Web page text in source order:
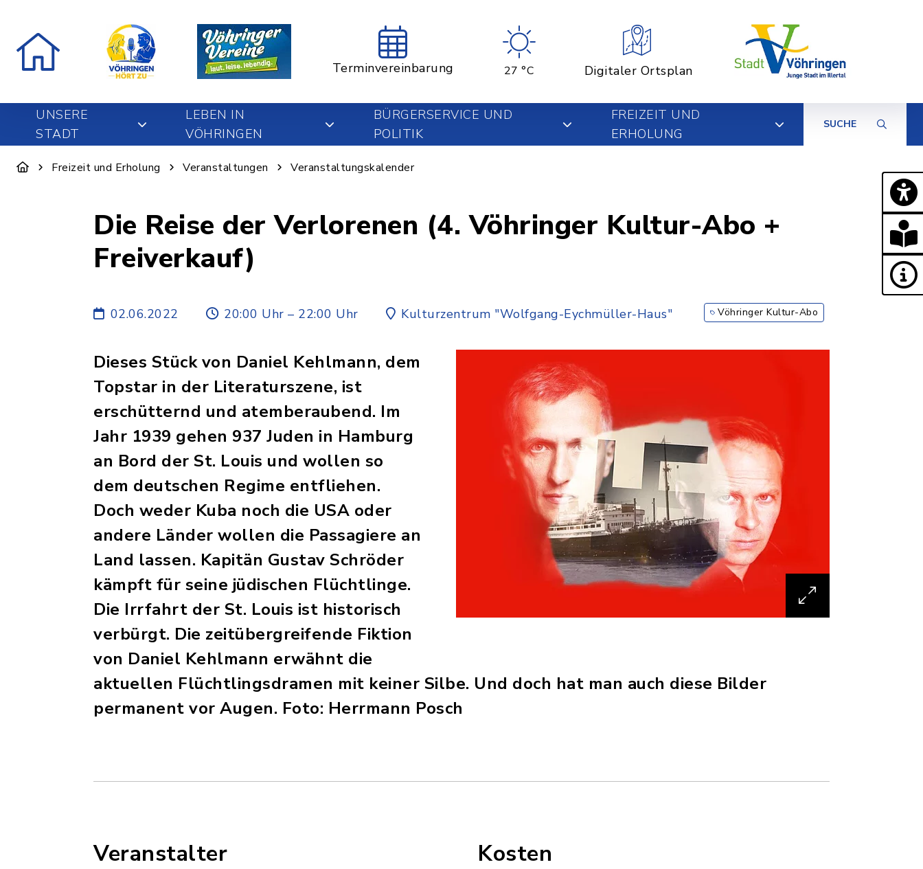
Terminvereinbarung 27 °C Digitaler Ortsplan
UNSERE
STADT
LEBEN IN
VÖHRINGEN
BÜRGERSERVICE UND
POLITIK
FREIZEIT UND
ERHOLUNG
SUCHE
Freizeit und Erholung Veranstaltungen Veranstaltungskalender
Die Reise der Verlorenen (4. Vöhringer Kultur-Abo +
Freiverkauf)
02.06.2022 20:00 Uhr – 22:00 Uhr Kulturzentrum "Wolfgang-Eychmüller-Haus" Vöhringer Kultur-Abo
Dieses Stück von Daniel Kehlmann, dem
Topstar in der Literaturszene, ist
erschütternd und atemberaubend. Im
Jahr 1939 gehen 937 Juden in Hamburg
an Bord der St. Louis und wollen so
dem deutschen Regime entfliehen.
Doch weder Kuba noch die USA oder
andere Länder wollen die Passagiere an
Land lassen. Kapitän Gustav Schröder
kämpft für seine jüdischen Flüchtlinge.
Die Irrfahrt der St. Louis ist historisch
verbürgt. Die zeitübergreifende Fiktion
von Daniel Kehlmann erwähnt die
aktuellen Flüchtlingsdramen mit keiner Silbe. Und doch hat man auch diese Bilder
permanent vor Augen. Foto: Herrmann Posch
Veranstalter Kosten